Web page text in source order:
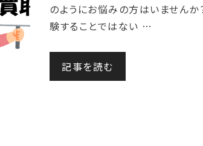
のようにお悩みの方はいません
験することではない …
記事を読む